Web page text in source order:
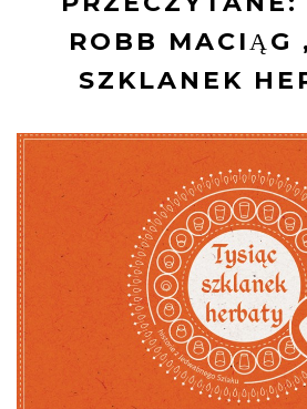
ROBB MACIĄG
SZKLANEK